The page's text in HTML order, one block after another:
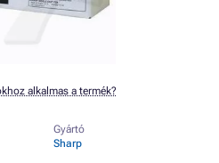
alkalmas a termék?
Gyártó
Sharp